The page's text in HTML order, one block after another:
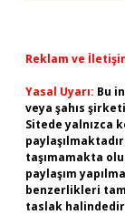
Reklam ve
Yasal Uyarı: Bu
veya şahıs
Sitede yalnızca
taşımamakta
paylaşım
benzerlikleri
taslak